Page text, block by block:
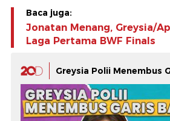
Baca juga:
Jonatan Menang, Greysia/
Laga Pertama BWF Finals
Greysia Polii Menembus